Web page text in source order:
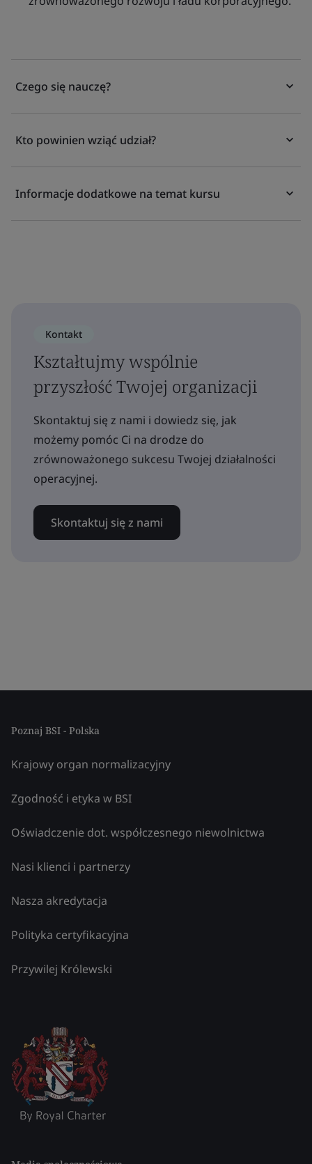
Czego się nauczę?
Kto powinien wziąć udział?
Informacje dodatkowe na temat kursu
Kontakt
Kształtujmy wspólnie
przyszłość Twojej organizacji
Skontaktuj się z nami i dowiedz się, jak
możemy pomóc Ci na drodze do
zrównoważonego sukcesu Twojej działalności
operacyjnej.
Skontaktuj się z nami
Poznaj BSI - Polska
Krajowy organ normalizacyjny
Zgodność i etyka w BSI
Oświadczenie dot. współczesnego niewolnictwa
Nasi klienci i partnerzy
Nasza akredytacja
Polityka certyfikacyjna
Przywilej Królewski